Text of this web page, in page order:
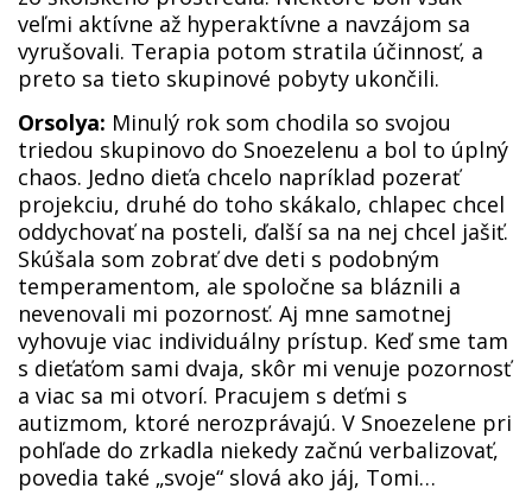
veľmi aktívne až hyperaktívne a navzájom sa
vyrušovali. Terapia potom stratila účinnosť, a
preto sa tieto skupinové pobyty ukončili.
Orsolya: Minulý rok som chodila so svojou
triedou skupinovo do Snoezelenu a bol to úplný
chaos. Jedno dieťa chcelo napríklad pozerať
projekciu, druhé do toho skákalo, chlapec chcel
oddychovať na posteli, ďalší sa na nej chcel jašiť.
Skúšala som zobrať dve deti s podobným
temperamentom, ale spoločne sa bláznili a
nevenovali mi pozornosť. Aj mne samotnej
vyhovuje viac individuálny prístup. Keď sme tam
s dieťaťom sami dvaja, skôr mi venuje pozornosť
a viac sa mi otvorí. Pracujem s deťmi s
autizmom, ktoré nerozprávajú. V Snoezelene pri
pohľade do zrkadla niekedy začnú verbalizovať,
povedia také „svoje“ slová ako jáj, Tomi…